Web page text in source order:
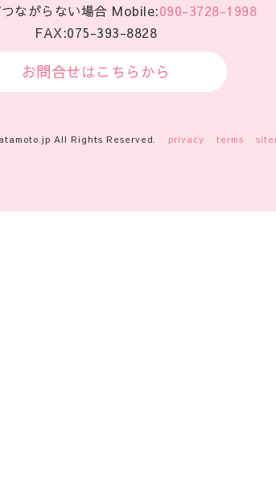
ながらない場合 Mobile:090-3728-1998
FAX:075-393-8828
お問合せはこちらから
All Rights Reserved. privacy terms